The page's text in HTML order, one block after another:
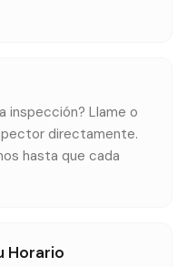
inspección? Llame o
directamente.
hasta que cada
Horario